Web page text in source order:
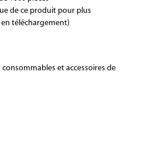
de ce produit pour plus
téléchargement)
et accessoires de